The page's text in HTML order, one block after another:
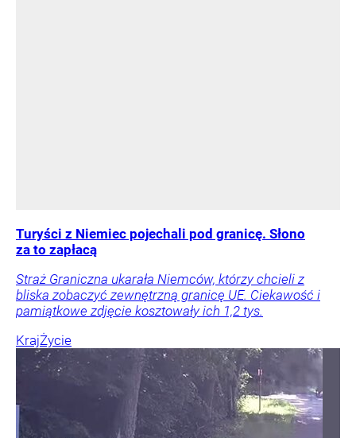
Turyści z Niemiec pojechali pod granicę. Słono
za to zapłacą
Straż Graniczna ukarała Niemców, którzy chcieli z
bliska zobaczyć zewnętrzną granicę UE. Ciekawość i
pamiątkowe zdjęcie kosztowały ich 1,2 tys.
KrajŻycie